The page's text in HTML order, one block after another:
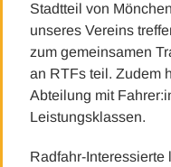
Stadtteil von
unseres Vereins
zum gemeinsamen
an RTFs teil. Zudem
Abteilung mit
Leistungsklassen.
Radfahr-